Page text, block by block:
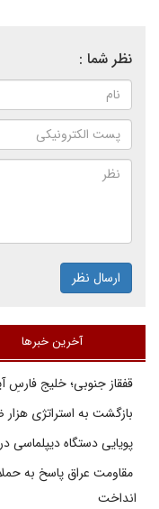
نظر شما :
ارسال نظر
آخرین خبرها
قفقاز جنوبی؛ خلیج فارسِ
بازگشت به استراتژی هزار
پویایی دستگاه دیپلماسی
مقاومت عراق پاسخ به
انداخت